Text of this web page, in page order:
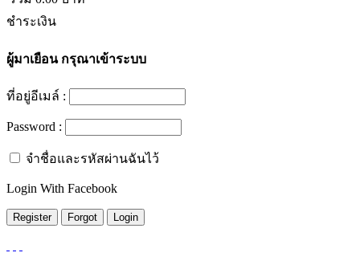
ชำระเงิน
ผู้มาเยือนกรุณาเข้าระบบ
ที่อยู่อีเมล์ :
Password :
จำชื่อและรหัสผ่านฉันไว้
Login With Facebook